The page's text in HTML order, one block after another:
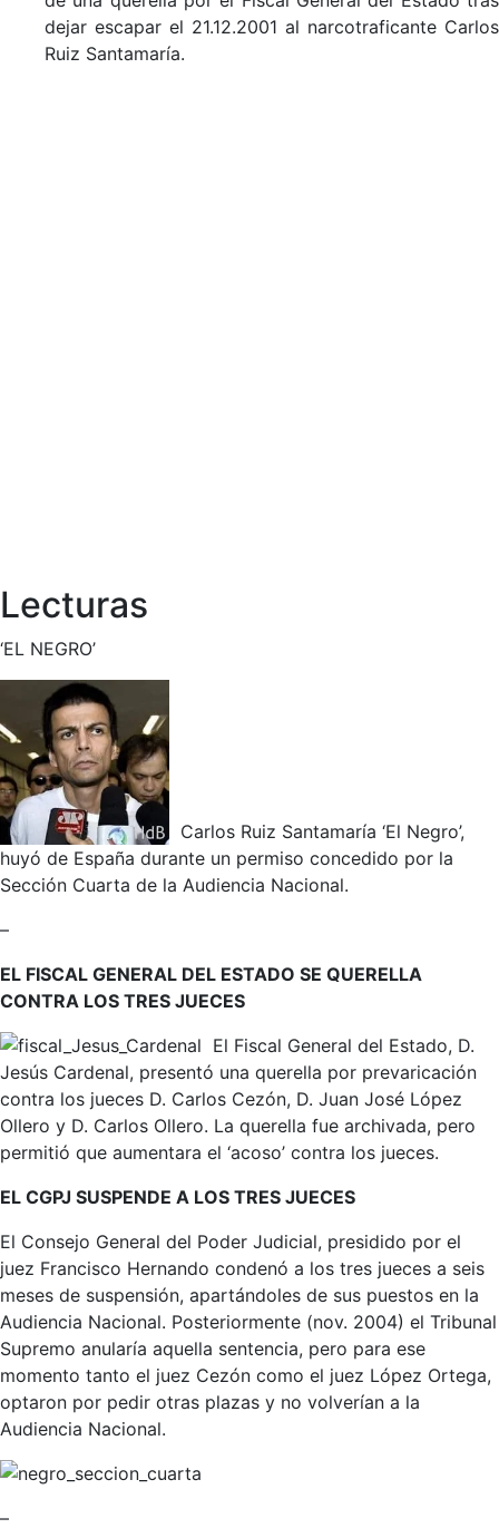
dejar escapar el 21.12.2001 al narcotraficante Carlos
Ruiz Santamaría.
Lecturas
‘EL NEGRO’
Carlos Ruiz Santamaría ‘El Negro’,
huyó de España durante un permiso concedido por la
Sección Cuarta de la Audiencia Nacional.
–
EL FISCAL GENERAL DEL ESTADO SE QUERELLA
CONTRA LOS TRES JUECES
El Fiscal General del Estado, D.
Jesús Cardenal, presentó una querella por prevaricación
contra los jueces D. Carlos Cezón, D. Juan José López
Ollero y D. Carlos Ollero. La querella fue archivada, pero
permitió que aumentara el ‘acoso’ contra los jueces.
EL CGPJ SUSPENDE A LOS TRES JUECES
El Consejo General del Poder Judicial, presidido por el
juez Francisco Hernando condenó a los tres jueces a seis
meses de suspensión, apartándoles de sus puestos en la
Audiencia Nacional. Posteriormente (nov. 2004) el Tribunal
Supremo anularía aquella sentencia, pero para ese
momento tanto el juez Cezón como el juez López Ortega,
optaron por pedir otras plazas y no volverían a la
Audiencia Nacional.
–